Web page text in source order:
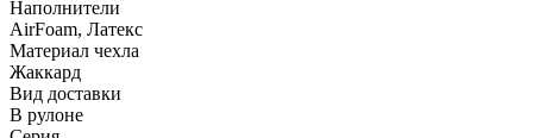
Наполнители
AirFoam, Латекс
Материал чехла
Жаккард
Вид доставки
В рулоне